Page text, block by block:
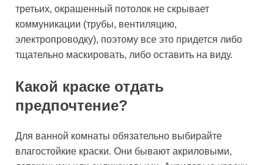
третьих, окрашенный потолок не скрывает
коммуникации (трубы, вентиляцию,
электропроводку), поэтому все это придется либо
тщательно маскировать, либо оставить на виду.
Какой краске отдать
предпочтение?
Для ванной комнаты обязательно выбирайте
влагостойкие краски. Они бывают акриловыми,